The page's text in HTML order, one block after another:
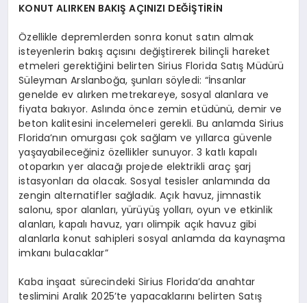
KONUT ALIRKEN BAKIŞ AÇINIZI DEĞİŞTİRİN
Özellikle depremlerden sonra konut satın almak
isteyenlerin bakış açısını değiştirerek bilinçli hareket
etmeleri gerektiğini belirten Sirius Florida Satış Müdürü
Süleyman Arslanboğa, şunları söyledi: “İnsanlar
genelde ev alırken metrekareye, sosyal alanlara ve
fiyata bakıyor. Aslında önce zemin etüdünü, demir ve
beton kalitesini incelemeleri gerekli. Bu anlamda Sirius
Florida’nın omurgası çok sağlam ve yıllarca güvenle
yaşayabileceğiniz özellikler sunuyor. 3 katlı kapalı
otoparkın yer alacağı projede elektrikli araç şarj
istasyonları da olacak. Sosyal tesisler anlamında da
zengin alternatifler sağladık. Açık havuz, jimnastik
salonu, spor alanları, yürüyüş yolları, oyun ve etkinlik
alanları, kapalı havuz, yarı olimpik açık havuz gibi
alanlarla konut sahipleri sosyal anlamda da kaynaşma
imkanı bulacaklar”
Kaba inşaat sürecindeki Sirius Florida’da anahtar
teslimini Aralık 2025’te yapacaklarını belirten Satış